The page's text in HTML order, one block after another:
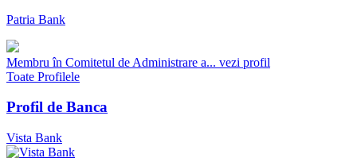
Patria Bank
Membru în Comitetul de Administrare a... vezi profil
Toate Profilele
Profil de Banca
Vista Bank